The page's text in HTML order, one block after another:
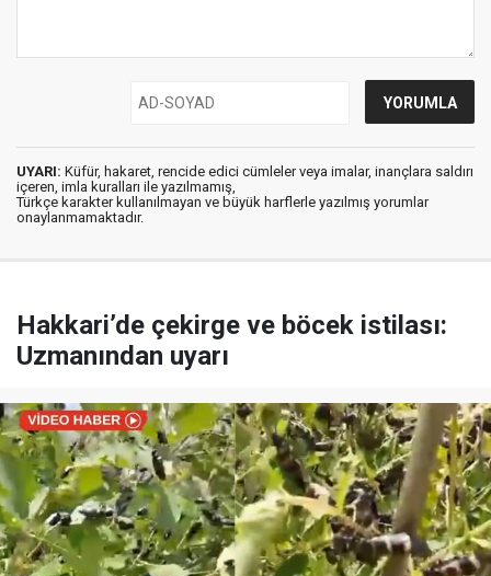
UYARI: Küfür, hakaret, rencide edici cümleler veya imalar, inançlara saldırı
içeren, imla kuralları ile yazılmamış,
Türkçe karakter kullanılmayan ve büyük harflerle yazılmış yorumlar
onaylanmamaktadır.
Hakkari’de çekirge ve böcek istilası:
Uzmanından uyarı